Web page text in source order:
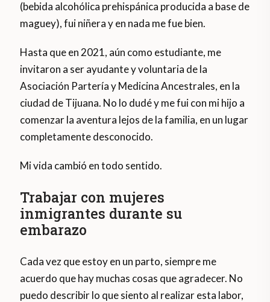
(bebida alcohólica prehispánica producida a base de
maguey), fui niñera y en nada me fue bien.
Hasta que en 2021, aún como estudiante, me
invitaron a ser ayudante y voluntaria de la
Asociación Partería y Medicina Ancestrales, en la
ciudad de Tijuana. No lo dudé y me fui con mi hijo a
comenzar la aventura lejos de la familia, en un lugar
completamente desconocido.
Mi vida cambió en todo sentido.
Trabajar con mujeres
inmigrantes durante su
embarazo
Cada vez que estoy en un parto, siempre me
acuerdo que hay muchas cosas que agradecer. No
puedo describir lo que siento al realizar esta labor,